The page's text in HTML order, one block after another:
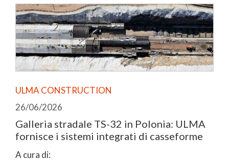
ULMA CONSTRUCTION
26/06/2026
Galleria stradale TS-32 in Polonia: ULMA
fornisce i sistemi integrati di casseforme
A cura di: